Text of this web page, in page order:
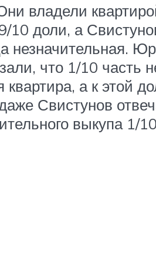
владели
10 доли, а
незначительная.
что 1/10 часть
а к этой
Свистунов
выкупа 1/